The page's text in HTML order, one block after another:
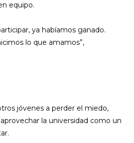
equipo.
ya habíamos ganado.
lo que amamos”,
jóvenes a perder el miedo,
la universidad como un